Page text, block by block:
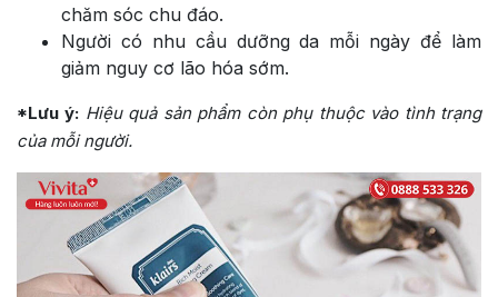
chăm sóc chu đáo.
Người có nhu cầu dưỡng da mỗi ngày để làm
giảm nguy cơ lão hóa sớm.
*Lưu ý: Hiệu quả sản phẩm còn phụ thuộc vào tình trạng
của mỗi người.